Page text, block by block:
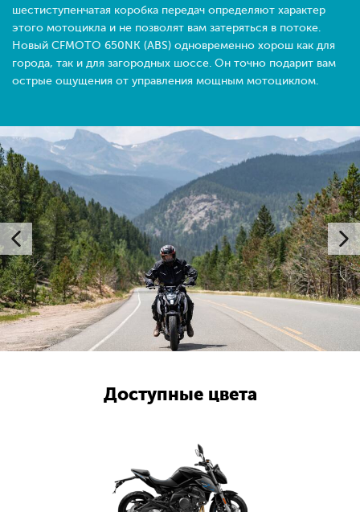
шестиступенчатая коробка передач определяют характер
этого мотоцикла и не позволят вам затеряться в потоке.
Новый CFMOTO 650NK (ABS) одновременно хорош как для
города, так и для загородных шоссе. Он точно подарит вам
острые ощущения от управления мощным мотоциклом.
Доступные цвета